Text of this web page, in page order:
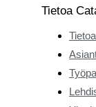
Tietoa